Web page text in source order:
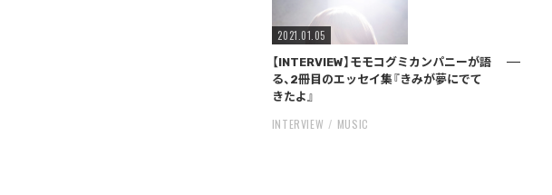
2021.01.05
【INTERVIEW】モモコグミカンパニーが語
る、2冊目のエッセイ集『きみが夢にでて
きたよ』
INTERVIEW MUSIC